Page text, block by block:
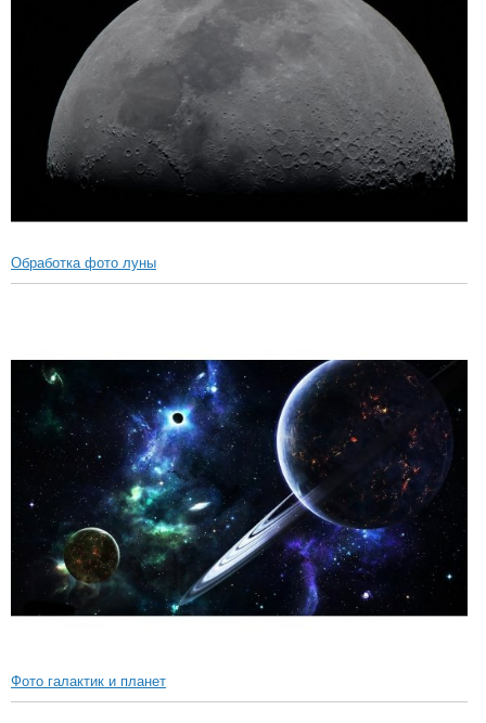
Обработка фото луны
Фото галактик и планет